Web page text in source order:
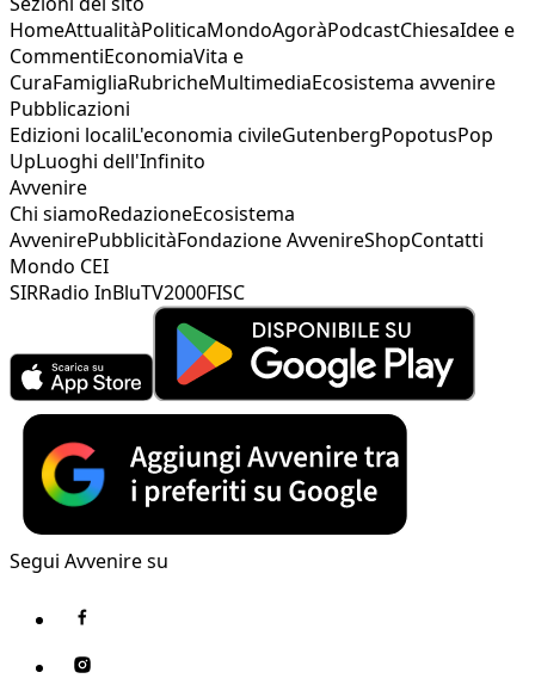
HomeAttualitàPoliticaMondoAgoràPodcastChiesaIdee e
CommentiEconomiaVita e
CuraFamigliaRubricheMultimediaEcosistema avvenire
Pubblicazioni
Edizioni localiL'economia civileGutenbergPopotusPop
UpLuoghi dell'Infinito
Avvenire
Chi siamoRedazioneEcosistema
AvvenirePubblicitàFondazione AvvenireShopContatti
Mondo CEI
SIRRadio InBluTV2000FISC
Segui Avvenire su